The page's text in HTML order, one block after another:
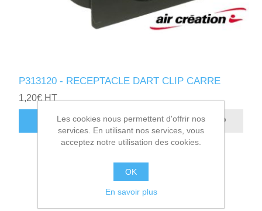
P313120 - RECEPTACLE DART CLIP CARRE
1,20€ HT
AJOUTER AU PANIER
Les cookies nous permettent d'offrir nos
services. En utilisant nos services, vous
acceptez notre utilisation des cookies.
OK
En savoir plus